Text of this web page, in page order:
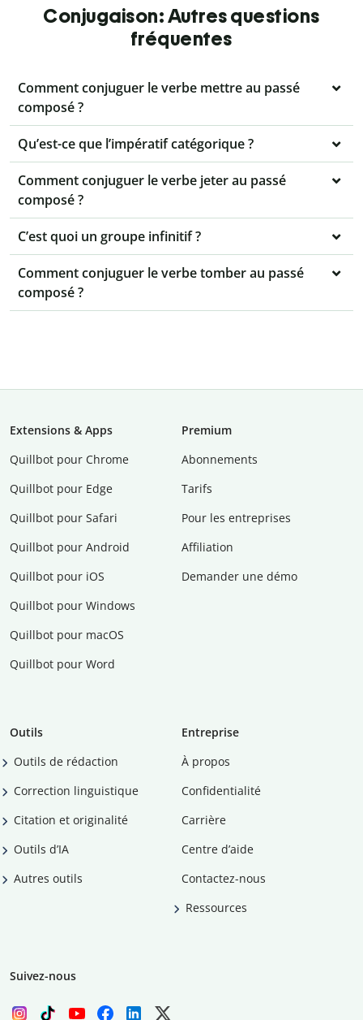
Conjugaison: Autres questions
fréquentes
Comment conjuguer le verbe mettre au passé
composé ?
Qu’est-ce que l’impératif catégorique ?
Comment conjuguer le verbe jeter au passé
composé ?
C’est quoi un groupe infinitif ?
Comment conjuguer le verbe tomber au passé
composé ?
Extensions & Apps
Quillbot pour Chrome
Quillbot pour Edge
Quillbot pour Safari
Quillbot pour Android
Quillbot pour iOS
Quillbot pour Windows
Quillbot pour macOS
Quillbot pour Word
Premium
Abonnements
Tarifs
Pour les entreprises
Affiliation
Demander une démo
Outils
Outils de rédaction
Correction linguistique
Citation et originalité
Outils d’IA
Autres outils
Entreprise
À propos
Confidentialité
Carrière
Centre d’aide
Contactez-nous
Ressources
Suivez-nous